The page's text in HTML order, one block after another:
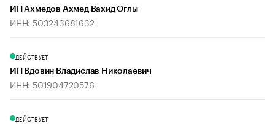
ИП Ахмедов Ахмед Вахид Оглы
ИНН: 503243681632
ДЕЙСТВУЕТ
ИП Вдовин Владислав Николаевич
ИНН: 501904720576
ДЕЙСТВУЕТ